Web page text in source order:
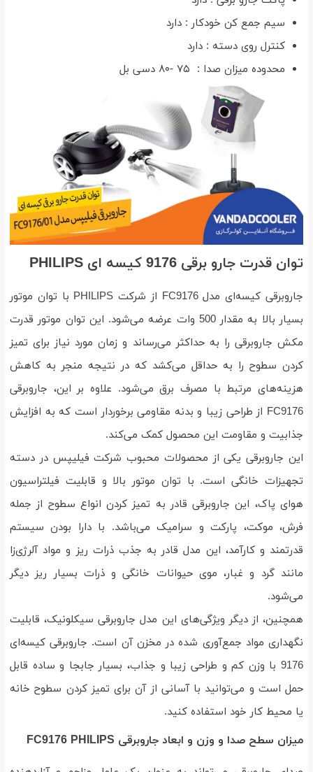
سیم جمع کن خودکار : دارد
کنترل روی دسته : دارد
محدوده میزان صدا : ۷۵ -۸۰ دسی بل
توان قدرت جارو برقی 9176 کیسه ای PHILIPS
جاروبرقی کیسه‌ای مدل FC9176 از شرکت PHILIPS با توان موتور
بسیار بالا به مقدار 500 وات عرضه می‌شود. این توان موتور قدرت
مکش جاروبرقی را به حداکثر می‌رساند و زمان مورد نیاز برای تمیز
کردن سطوح را به حداقل می‌کشد که در نتیجه منجر به کاهش
هزینه‌های مرتبط با مصرف برق می‌شود. علاوه بر این، جاروبرقی
FC9176 از طراحی زیبا و بدنه مقاومی برخوردار است که به افزایش
جذابیت و مقاومت این محصول کمک می‌کند.
این جاروبرقی یکی از محصولات محبوب شرکت فیلیپس در دسته
تجهیزات خانگی است. با توان موتور بالا و قابلیت فیلتراسیون
هوای پاک، این جاروبرقی قادر به تمیز کردن انواع سطوح از جمله
فرش، موکت، پارکت و سرامیک می‌باشد. با دارا بودن سیستم
قدرتمند و کارآمد، این مدل قادر به جذب ذرات ریز و مواد آلرژی‌زا
مانند گرد و غبار، موی حیوانات خانگی و ذرات بسیار ریز دیگر
می‌شود.
همچنین، از دیگر ویژگی‌های این مدل جاروبرقی سیکلونیک، قابلیت
نگهداری مواد جمع‌آوری شده در مخزن آن است. جاروبرقی کیسه‌ای
9176 با وزن کم و طراحی زیبا و جذاب، بسیار جابجا و ساده قابل
حمل است و می‌توانید با آسانی از آن برای تمیز کردن سطوح خانه
یا محیط کار خود استفاده کنید.
میزان سطح صدا و وزن و ابعاد جاروبرقی FC9176 PHILIPS